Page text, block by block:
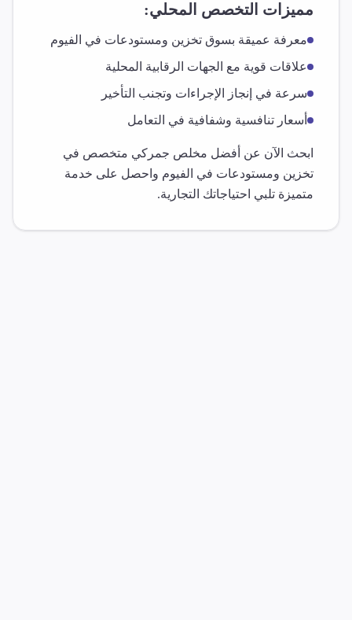
مميزات التخصص المحلي:
معرفة عميقة بسوق تخزين ومستودعات في الفيوم
علاقات قوية مع الجهات الرقابية المحلية
سرعة في إنجاز الإجراءات وتجنب التأخير
أسعار تنافسية وشفافية في التعامل
ابحث الآن عن أفضل مخلص جمركي متخصص في
تخزين ومستودعات في الفيوم واحصل على خدمة
متميزة تلبي احتياجاتك التجارية.